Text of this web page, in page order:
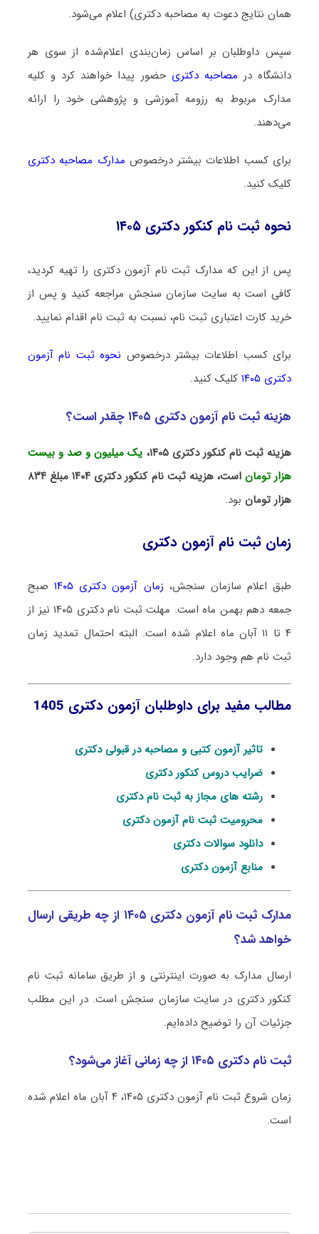
همان نتایج دعوت به مصاحبه دکتری) اعلام می‌شود.
سپس داوطلبان بر اساس زمان‌بندی اعلام‌شده از سوی هر
دانشگاه در مصاحبه دکتری حضور پیدا خواهند کرد و کلیه
مدارک مربوط به رزومه آموزشی و پژوهشی خود را ارائه
می‌دهند.
برای کسب اطلاعات بیشتر درخصوص مدارک مصاحبه دکتری
کلیک کنید.
نحوه ثبت نام کنکور دکتری ۱۴۰۵
پس از این که مدارک ثبت نام آزمون دکتری را تهیه کردید،
کافی است به سایت سازمان سنجش مراجعه کنید و پس از
خرید کارت اعتباری ثبت نام، نسبت به ثبت نام اقدام نمایید.
برای کسب اطلاعات بیشتر درخصوص نحوه ثبت نام آزمون
دکتری ۱۴۰۵
کلیک کنید.
هزینه ثبت نام آزمون دکتری ۱۴۰۵ چقدر است؟
هزینه ثبت نام کنکور دکتری ۱۴۰۵،
یک میلیون و صد و بیست
هزار تومان
است، هزینه ثبت نام کنکور دکتری ۱۴۰۴ مبلغ ۸۳۴
هزار تومان بود.
زمان ثبت نام آزمون دکتری
طبق اعلام سازمان سنجش، زمان آزمون دکتری ۱۴۰۵
صبح
جمعه دهم بهمن ماه است. مهلت ثبت نام دکتری ۱۴۰۵ نیز از
۴ تا ۱۱ آبان ماه اعلام شده است. البته احتمال تمدید زمان
ثبت نام هم وجود دارد.
مطالب مفید برای داوطلبان آزمون دکتری 1405
تاثیر آزمون کتبی و مصاحبه در قبولی دکتری
ضرایب دروس کنکور دکتری
رشته های مجاز به ثبت نام دکتری
محرومیت ثبت نام آزمون دکتری
دانلود سوالات دکتری
منابع آزمون دکتری
مدارک ثبت نام آزمون دکتری ۱۴۰۵ از چه طریقی ارسال
خواهد شد؟
ارسال مدارک به صورت اینترنتی و از طریق سامانه ثبت نام
کنکور دکتری در سایت سازمان سنجش است. در این مطلب
جزئیات آن را توضیح داده‌ایم.
ثبت نام دکتری ۱۴۰۵ از چه زمانی آغاز می‌شود؟
زمان شروع ثبت نام آزمون دکتری ۱۴۰۵، ۴ آبان ماه اعلام شده
است.